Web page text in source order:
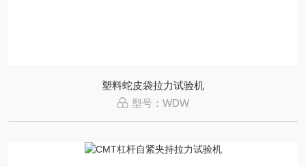
塑料蛇皮袋拉力试验机
型号：WDW